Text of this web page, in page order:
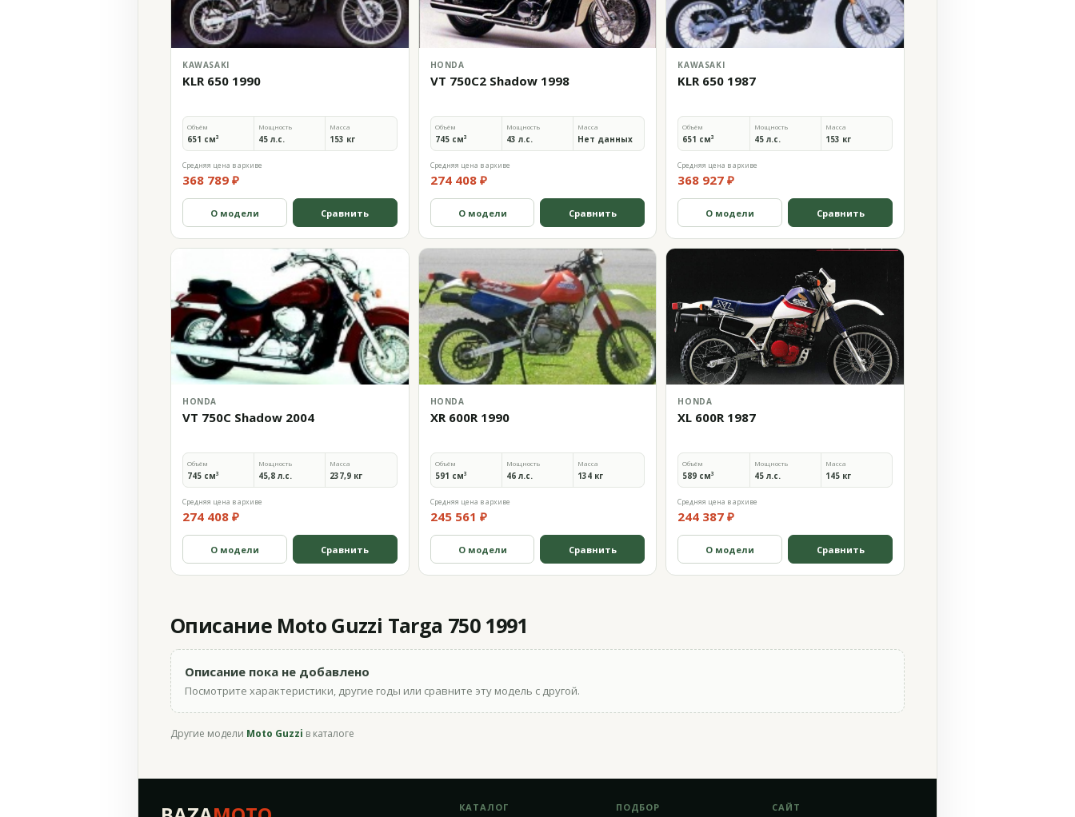
KAWASAKI
KLR 650 1990
Объём
651 см³
Мощность
45 л.с.
Масса
153 кг
Средняя цена в архиве
368 789 ₽
О модели Сравнить
HONDA
VT 750C2 Shadow 1998
Объём
745 см³
Мощность
43 л.с.
Масса
Нет данных
Средняя цена в архиве
274 408 ₽
О модели Сравнить
KAWASAKI
KLR 650 1987
Объём
651 см³
Мощность
45 л.с.
Масса
153 кг
Средняя цена в архиве
368 927 ₽
О модели Сравнить
HONDA
VT 750C Shadow 2004
Объём
745 см³
Мощность
45,8 л.с.
Масса
237,9 кг
Средняя цена в архиве
274 408 ₽
О модели Сравнить
HONDA
XR 600R 1990
Объём
591 см³
Мощность
46 л.с.
Масса
134 кг
Средняя цена в архиве
245 561 ₽
О модели Сравнить
HONDA
XL 600R 1987
Объём
589 см³
Мощность
45 л.с.
Масса
145 кг
Средняя цена в архиве
244 387 ₽
О модели Сравнить
Описание Moto Guzzi Targa 750 1991
Описание пока не добавлено
Посмотрите характеристики, другие годы или сравните эту модель с другой.
Другие модели Moto Guzzi в каталоге
КАТАЛОГ ПОДБОР САЙТ